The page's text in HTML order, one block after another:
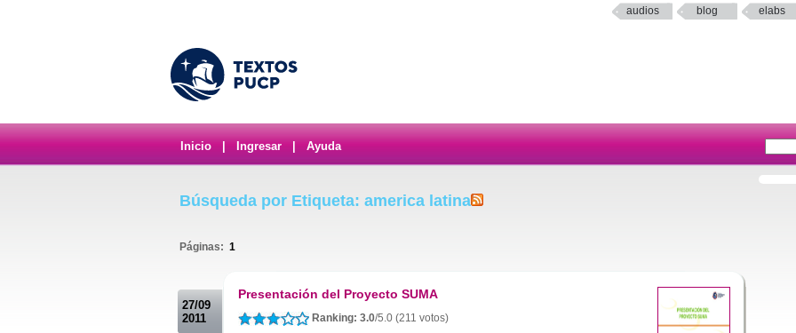
audios blog elabs
Inicio Ingresar Ayuda
Búsqueda por Etiqueta: america latina
Páginas: 1
27/09
2011
Presentación del Proyecto SUMA
Ranking: 3.0/5.0 (211 votos)